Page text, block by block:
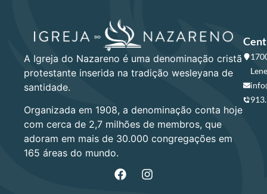
A Igreja do Nazareno é uma denominação cristã
protestante inserida na tradição wesleyana de
santidade.
Organizada em 1908, a denominação conta hoje
com cerca de 2,7 milhões de membros, que
adoram em mais de 30.000 congregações em
165 áreas do mundo.